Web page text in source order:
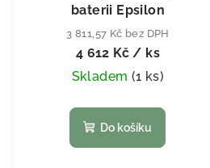
baterii Epsilon
3 811,57 Kč bez DPH
4 612 Kč/ ks
Skladem (1 ks)
Do košíku